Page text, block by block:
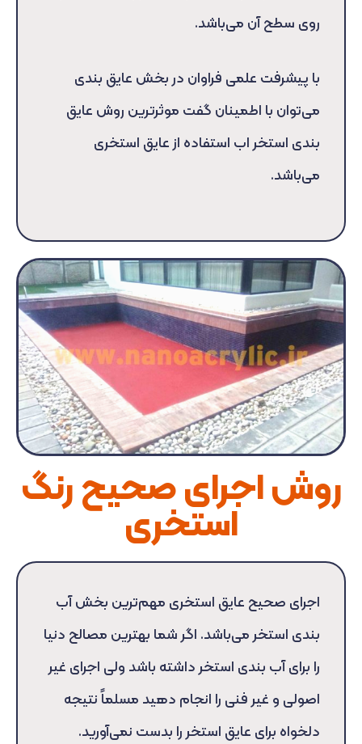
روی سطح آن می‌باشد.
با پیشرفت علمی فراوان در بخش عایق بندی
می‌توان با اطمینان گفت موثرترین روش عایق
بندی استخر اب استفاده از عایق استخری
می‌باشد.
روش اجرای صحیح رنگ
استخری
اجرای صحیح عایق استخری مهم‌ترین بخش آب
بندی استخر می‌باشد. اگر شما بهترین مصالح دنیا
را برای آب بندی استخر داشته باشد ولی اجرای غیر
اصولی و غیر فنی را انجام دهید مسلماً نتیجه
دلخواه برای عایق استخر را بدست نمی‌آورید.